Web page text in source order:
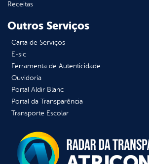
Receitas
Outros Serviços
Carta de Serviços
E-sic
Ferramenta de Autenticidade
Ouvidoria
Portal Aldir Blanc
Portal da Transparência
Transporte Escolar